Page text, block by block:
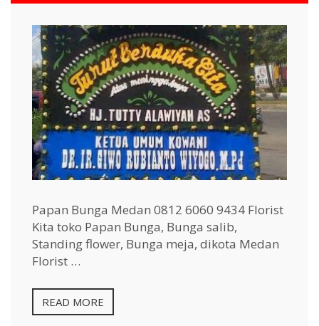
Papan Bunga Medan 0812 6060 9434 Florist
Kita toko Papan Bunga, Bunga salib,
Standing flower, Bunga meja, dikota Medan
Florist …
READ MORE